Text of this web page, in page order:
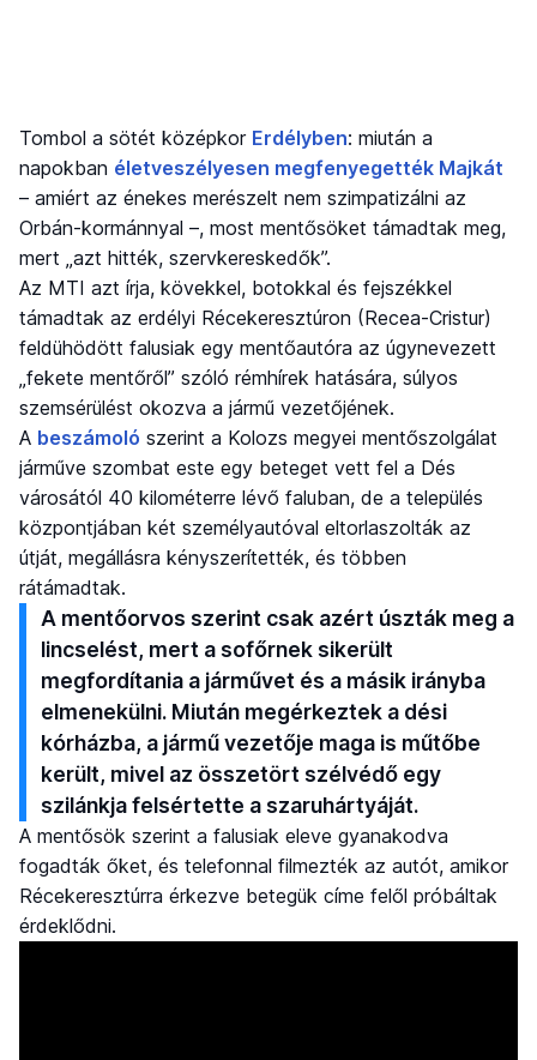
Tombol a sötét középkor Erdélyben: miután a
napokban életveszélyesen megfenyegették Majkát
– amiért az énekes merészelt nem szimpatizálni az
Orbán-kormánnyal –, most mentősöket támadtak meg,
mert „azt hitték, szervkereskedők”.
Az MTI azt írja, kövekkel, botokkal és fejszékkel
támadtak az erdélyi Récekeresztúron (Recea-Cristur)
feldühödött falusiak egy mentőautóra az úgynevezett
„fekete mentőről” szóló rémhírek hatására, súlyos
szemsérülést okozva a jármű vezetőjének.
A beszámoló szerint a Kolozs megyei mentőszolgálat
járműve szombat este egy beteget vett fel a Dés
városától 40 kilométerre lévő faluban, de a település
központjában két személyautóval eltorlaszolták az
útját, megállásra kényszerítették, és többen
rátámadtak.
A mentőorvos szerint csak azért úszták meg a
lincselést, mert a sofőrnek sikerült
megfordítania a járművet és a másik irányba
elmenekülni. Miután megérkeztek a dési
kórházba, a jármű vezetője maga is műtőbe
került, mivel az összetört szélvédő egy
szilánkja felsértette a szaruhártyáját.
A mentősök szerint a falusiak eleve gyanakodva
fogadták őket, és telefonnal filmezték az autót, amikor
Récekeresztúrra érkezve betegük címe felől próbáltak
érdeklődni.